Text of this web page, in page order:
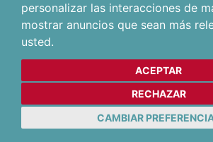
personalizar las interacciones de
mostrar anuncios que sean más
usted.
ACEPTAR
RECHAZAR
CAMBIAR